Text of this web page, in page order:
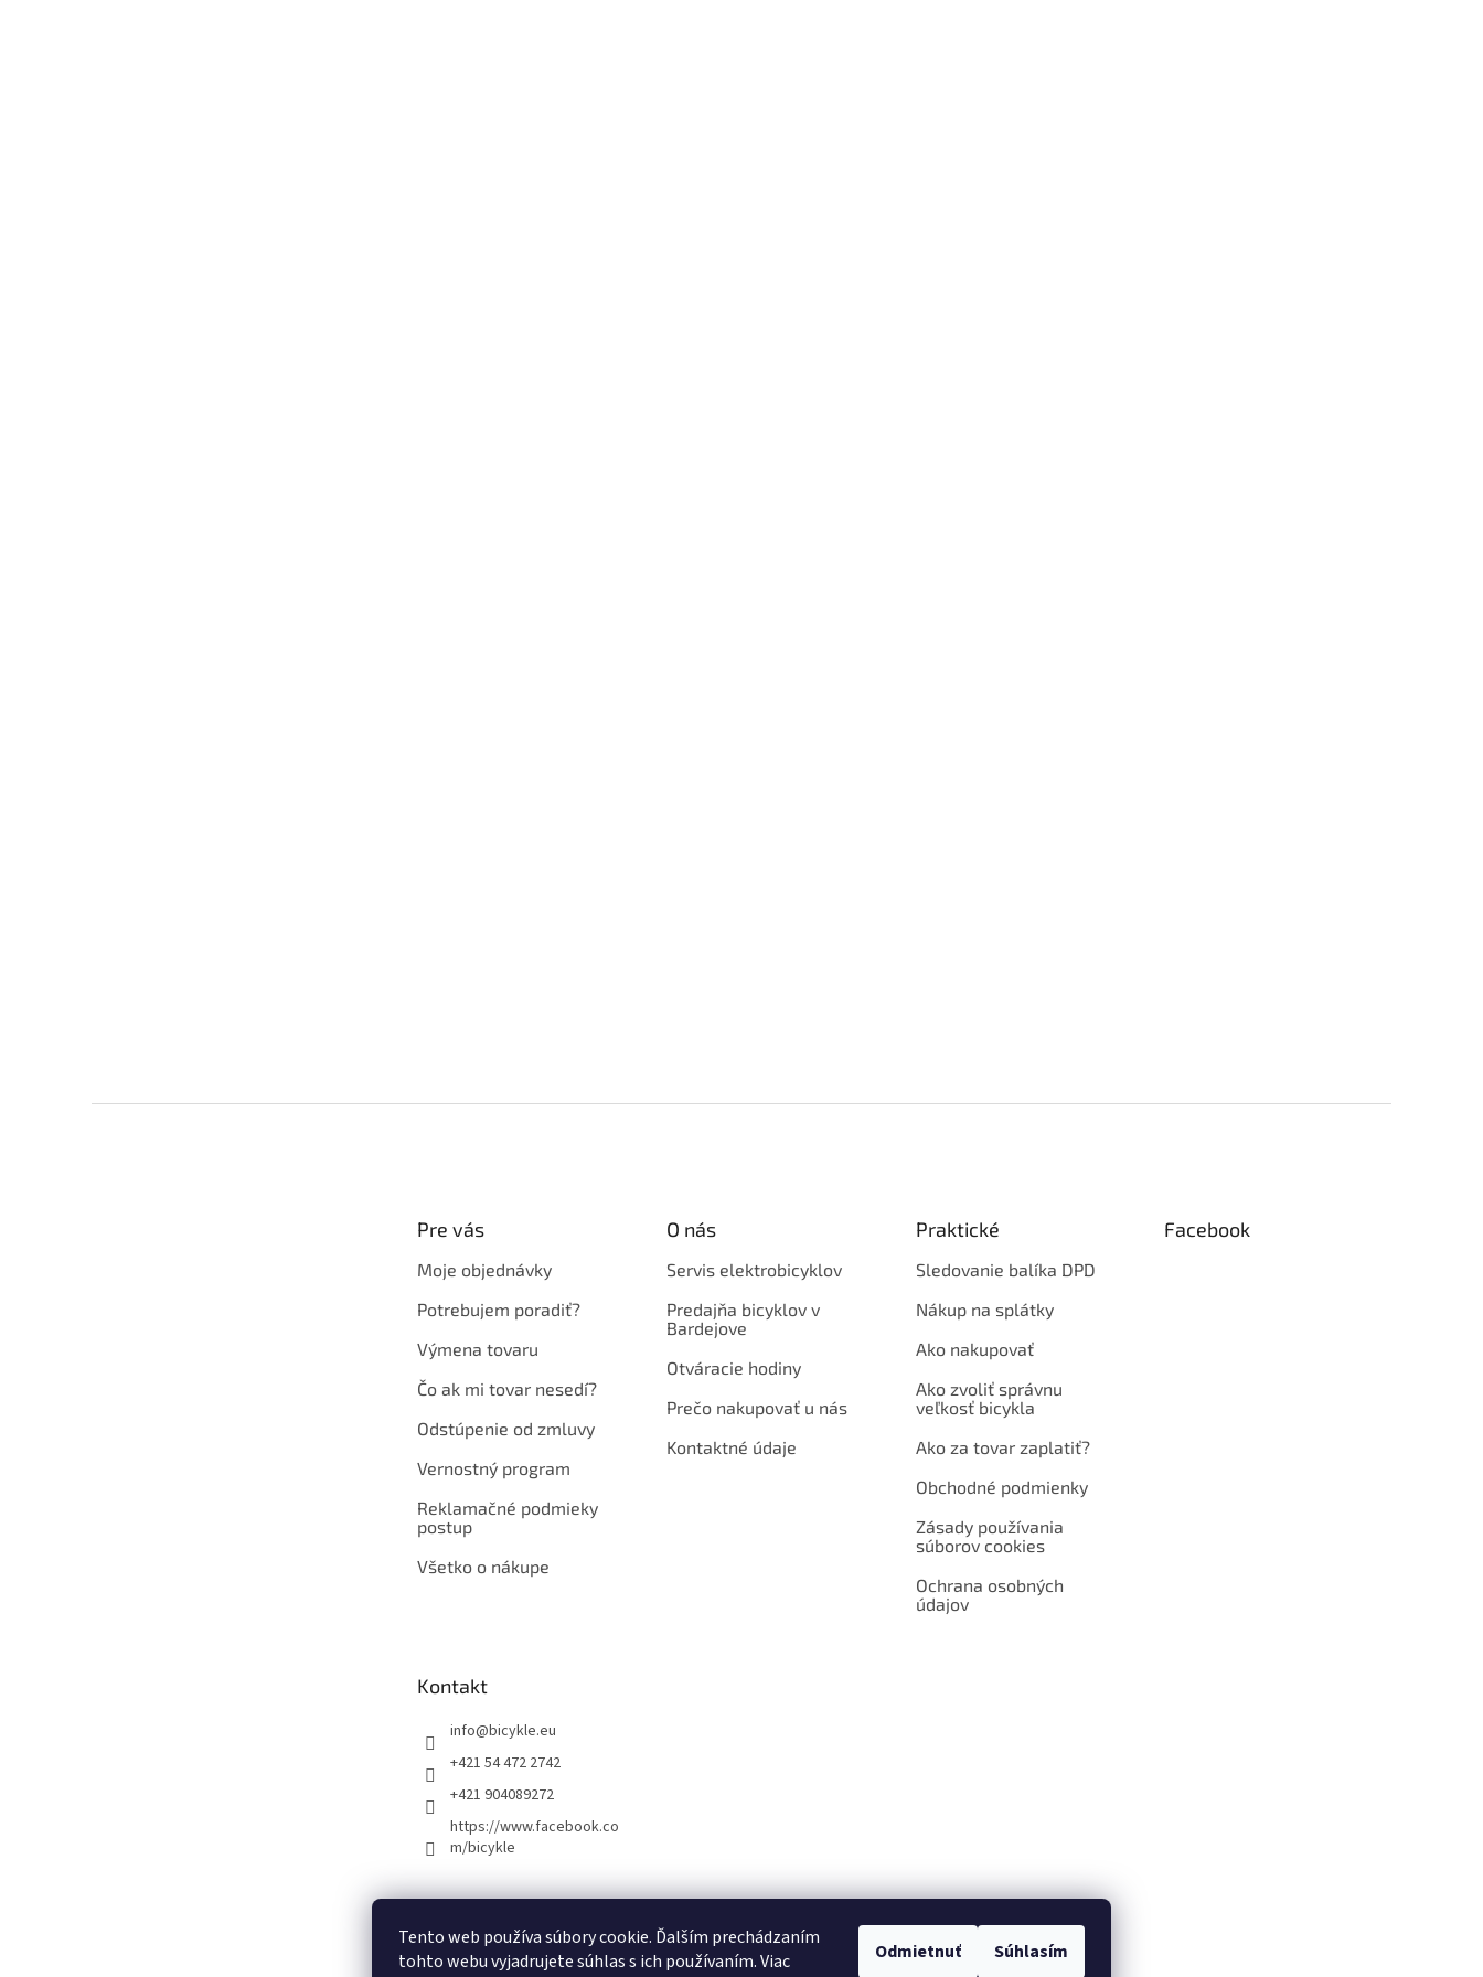
Tento web používa súbory cookie. Ďalším prechádzaním
tohto webu vyjadrujete súhlas s ich používaním. Viac
Odmietnuť Súhlasím
Pre vás
Moje objednávky
Potrebujem poradiť?
Výmena tovaru
Čo ak mi tovar nesedí?
Odstúpenie od zmluvy
Vernostný program
Reklamačné podmieky
postup
Všetko o nákupe
O nás
Servis elektrobicyklov
Predajňa bicyklov v
Bardejove
Otváracie hodiny
Prečo nakupovať u nás
Kontaktné údaje
Praktické
Sledovanie balíka DPD
Nákup na splátky
Ako nakupovať
Ako zvoliť správnu
veľkosť bicykla
Ako za tovar zaplatiť?
Obchodné podmienky
Zásady používania
súborov cookies
Ochrana osobných
údajov
Facebook
Kontakt
info@bicykle.eu
+421 54 472 2742
+421 904089272
https://www.facebook.co
m/bicykle